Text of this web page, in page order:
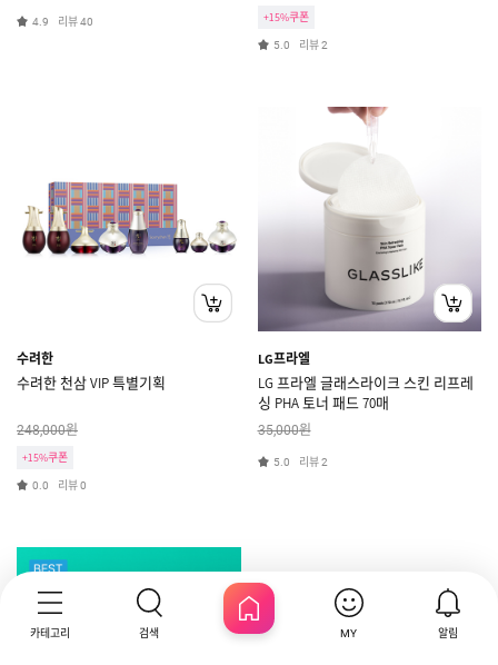
4.9 리뷰40 +15%쿠폰
5.0 리뷰2
수려한
수려한 천삼 VIP 특별기획
248,000원
+15%쿠폰
0.0 리뷰0
LG프라엘
LG 프라엘 글래스라이크 스킨 리프레
싱 PHA 토너 패드 70매
35,000원
5.0 리뷰2
카테고리 검색 HOME MY 알림